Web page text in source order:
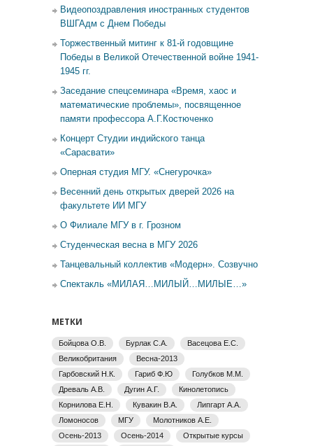
Видеопоздравления иностранных студентов
ВШГАдм с Днем Победы
Торжественный митинг к 81-й годовщине
Победы в Великой Отечественной войне 1941-
1945 гг.
Заседание спецсеминара «Время, хаос и
математические проблемы», посвященное
памяти профессора А.Г.Костюченко
Концерт Студии индийского танца
«Сарасвати»
Оперная студия МГУ. «Снегурочка»
Весенний день открытых дверей 2026 на
факультете ИИ МГУ
О Филиале МГУ в г. Грозном
Студенческая весна в МГУ 2026
Танцевальный коллектив «Модерн». Созвучно
Спектакль «МИЛАЯ…МИЛЫЙ…МИЛЫЕ…»
МЕТКИ
Бойцова О.В. Бурлак С.А.
Васецова Е.С.
Великобритания
Весна-2013
Гарбовский Н.К.
Гариб Ф.Ю
Голубков М.М.
Древаль А.В.
Дугин А.Г.
Кинолетопись
Корнилова Е.Н.
Кувакин В.А.
Липгарт А.А.
Ломоносов
МГУ
Молотников А.Е.
Осень-2013
Осень-2014
Открытые курсы